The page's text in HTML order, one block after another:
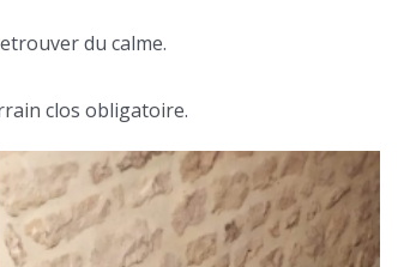
du calme.
clos obligatoire.